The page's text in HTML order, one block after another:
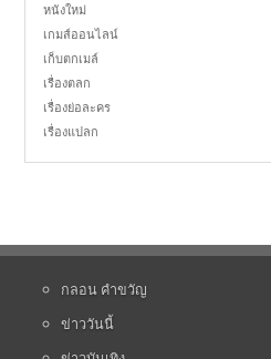
หนังใหม่
เกมส์ออนไลน์
เก็บตกเมล์
เรื่องตลก
เรื่องย่อละคร
เรื่องแปลก
กลอน คำขวัญ
ข่าววันนี้